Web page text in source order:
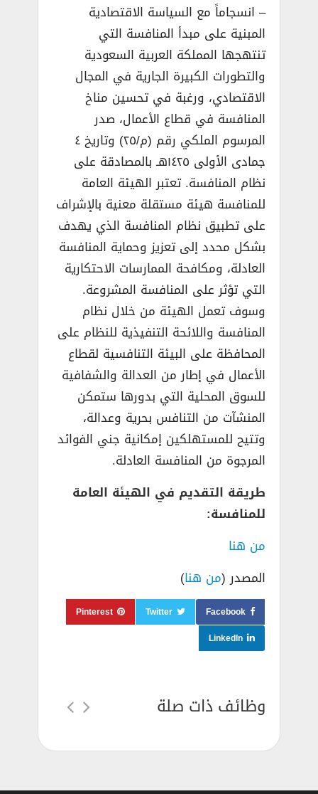
– انسجاماً مع السياسة الاقتصادية
المبنية على مبدأ المنافسة التي
تنتهجها المملكة العربية السعودية
والتطورات الكبيرة الجارية في المجال
الاقتصادي، ورغبة في تحسين مناخ
المنافسة في قطاع الأعمال، صدر
المرسوم الملكي رقم (م/٢٥) وتاريخ ٤
جمادى الأولى ١٤٢٥هـ بالمصادقة على
نظام المنافسة. تعتبر الهيئة العامة
للمنافسة هيئة مستقلة معنية بالإشراف
على تطبيق نظام المنافسة الذي يهدف
بشكل محدد إلى تعزيز وحماية المنافسة
العادلة، ومكافحة الممارسات الاحتكارية
التي تؤثر على المنافسة المشروعة.
وسوف تعمل الهيئة من خلال نظام
المنافسة واللائحة التنفيذية للنظام على
المحافظة على البيئة التنافسية لقطاع
الأعمال في إطار من العدالة والشفافية
للسوق المحلية التي بدورها ستمكن
المنشآت من التنافس بحرية وعدالة،
وتتيح للمستهلكين إمكانية جني الفوائد
المرجوة من المنافسة العادلة.
طريقة التقديم في الهيئة العامة
للمنافسة:
من هنا
المصدر (من هنا)
Facebook
Twitter
Pinterest
LinkedIn
وظائف ذات صلة